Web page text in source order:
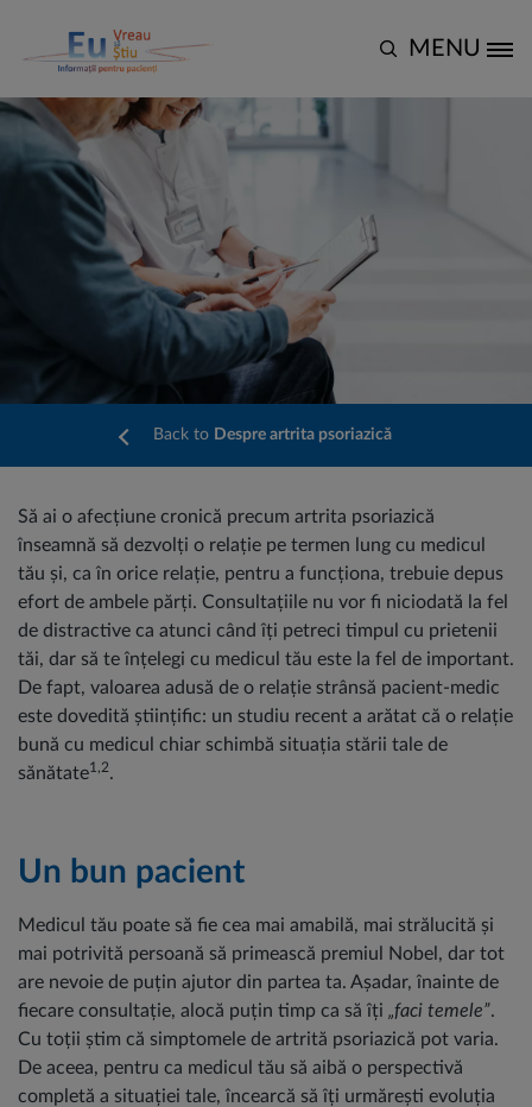
Site Logo
MENU
Back to Despre artrita psoriazică
Să ai o afecțiune cronică precum artrita psoriazică
înseamnă să dezvolți o relație pe termen lung cu medicul
tău și, ca în orice relație, pentru a funcționa, trebuie depus
efort de ambele părți. Consultațiile nu vor fi niciodată la fel
de distractive ca atunci când îți petreci timpul cu prietenii
tăi, dar să te înțelegi cu medicul tău este la fel de important.
De fapt, valoarea adusă de o relație strânsă pacient-medic
este dovedită științific: un studiu recent a arătat că o relație
bună cu medicul chiar schimbă situația stării tale de
sănătate1,2.
Un bun pacient
Medicul tău poate să fie cea mai amabilă, mai strălucită și
mai potrivită persoană să primească premiul Nobel, dar tot
are nevoie de puțin ajutor din partea ta. Așadar, înainte de
fiecare consultație, alocă puțin timp ca să îți „faci temele”.
Cu toții știm că simptomele de artrită psoriazică pot varia.
De aceea, pentru ca medicul tău să aibă o perspectivă
completă a situației tale, încearcă să îți urmărești evoluția